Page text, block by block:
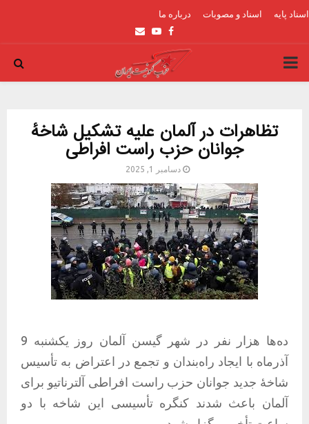
اسناد پایه اسناد و مصوبات درباره ما
Facebook
Youtube
Email
PRIMARY
تظاهرات در آلمان علیه تشکیل شاخهٔ
جوانان حزب راست افراطی
دسامبر 1, 2025
ده‌ها هزار نفر در شهر گیسن آلمان روز یکشنبه 9
آذرماه با ایجاد راه‌بندان و تجمع در اعتراض به تأسیس
شاخهٔ جدید جوانان حزب راست افراطی آلترناتیو برای
آلمان باعث شدند کنگره تأسیسی این شاخه با دو